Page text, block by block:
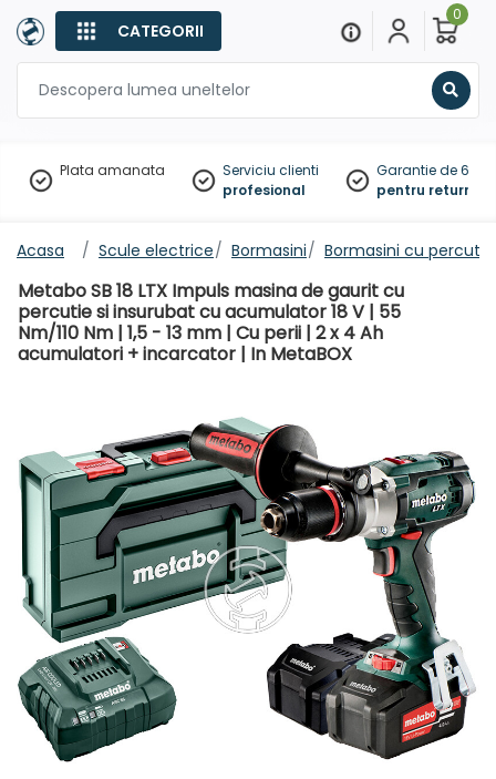
CATEGORII
0
Plata amanata
Serviciu clienti
profesional
Garantie de 60
pentru
Acasa Scule electrice Bormasini Bormasini cu percutie
Metabo SB 18 LTX Impuls masina de gaurit cu
percutie si insurubat cu acumulator 18 V | 55
Nm/110 Nm | 1,5 - 13 mm | Cu perii | 2 x 4 Ah
acumulatori + incarcator | In MetaBOX